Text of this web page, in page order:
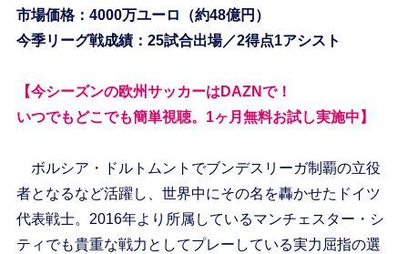
市場価格：4000万ユーロ（約48億円）
今季リーグ戦成績：25試合出場／2得点1アシスト
【今シーズンの欧州サッカーはDAZNで！
いつでもどこでも簡単視聴。1ヶ月無料お試し実施中】
ボルシア・ドルトムントでブンデスリーガ制覇の立役
者となるなど活躍し、世界中にその名を轟かせたドイツ
代表戦士。2016年より所属しているマンチェスター・シ
ティでも貴重な戦力としてプレーしている実力屈指の選